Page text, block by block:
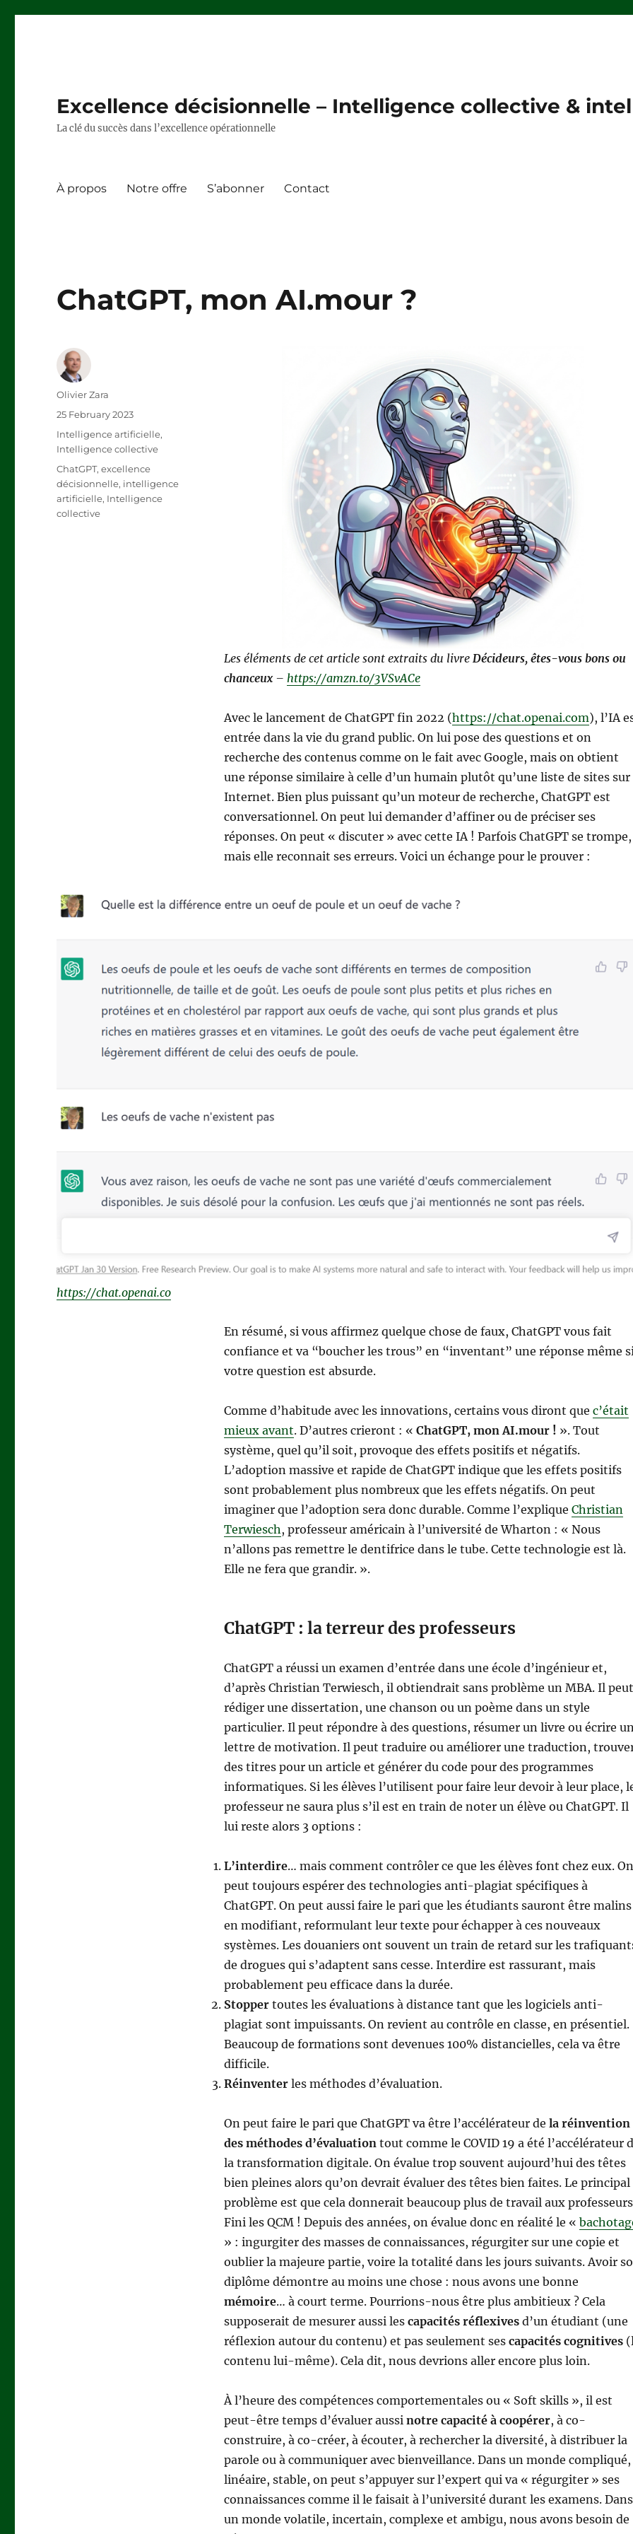
Excellence décisionnelle – Intelligence collective &
La clé du succès dans l’excellence opérationnelle
À propos Notre offre S’abonner Contact
ChatGPT, mon AI.mour ?
Les éléments de cet article sont extraits du livre Décideurs, êtes-vous bons ou
chanceux– https://amzn.to/3VSvACe
Avec le lancement de ChatGPT fin 2022 (https://chat.openai.com), l’IA
entrée dans la vie du grand public. On lui pose des questions et on
recherche des contenus comme on le fait avec Google, mais on obtient
une réponse similaire à celle d’un humain plutôt qu’une liste de sites sur
Internet. Bien plus puissant qu’un moteur de recherche, ChatGPT est
conversationnel. On peut lui demander d’affiner ou de préciser ses
réponses. On peut « discuter » avec cette IA ! Parfois ChatGPT se trompe,
mais elle reconnait ses erreurs. Voici un échange pour le prouver :
https://chat.openai.co
En résumé, si vous affirmez quelque chose de faux, ChatGPT vous fait
confiance et va “boucher les trous” en “inventant” une réponse même
votre question est absurde.
Comme d’habitude avec les innovations, certains vous diront que c’était
mieux avant. D’autres crieront : « ChatGPT, mon AI.mour ! ». Tout
système, quel qu’il soit, provoque des effets positifs et négatifs.
L’adoption massive et rapide de ChatGPT indique que les effets positifs
sont probablement plus nombreux que les effets négatifs. On peut
imaginer que l’adoption sera donc durable. Comme l’explique Christian
Terwiesch, professeur américain à l’université de Wharton : « Nous
n’allons pas remettre le dentifrice dans le tube. Cette technologie est là.
Elle ne fera que grandir. ».
ChatGPT : la terreur des professeurs
ChatGPT a réussi un examen d’entrée dans une école d’ingénieur et,
d’après Christian Terwiesch, il obtiendrait sans problème un MBA. Il peut
rédiger une dissertation, une chanson ou un poème dans un style
particulier. Il peut répondre à des questions, résumer un livre ou écrire
lettre de motivation. Il peut traduire ou améliorer une traduction,
des titres pour un article et générer du code pour des programmes
informatiques. Si les élèves l’utilisent pour faire leur devoir à leur place,
professeur ne saura plus s’il est en train de noter un élève ou ChatGPT. Il
lui reste alors 3 options :
L’interdire… mais comment contrôler ce que les élèves font chez eux. On
peut toujours espérer des technologies anti-plagiat spécifiques à
ChatGPT. On peut aussi faire le pari que les étudiants sauront être malins
en modifiant, reformulant leur texte pour échapper à ces nouveaux
systèmes. Les douaniers ont souvent un train de retard sur les
de drogues qui s’adaptent sans cesse. Interdire est rassurant, mais
probablement peu efficace dans la durée.
Stoppertoutes les évaluations à distance tant que les logiciels anti-
plagiat sont impuissants. On revient au contrôle en classe, en présentiel.
Beaucoup de formations sont devenues 100% distancielles, cela va être
difficile.
Réinventerles méthodes d’évaluation.
On peut faire le pari que ChatGPT va être l’accélérateur de la réinvention
des méthodes d’évaluationtout comme le COVID 19 a été l’accélérateur
la transformation digitale. On évalue trop souvent aujourd’hui des têtes
bien pleines alors qu’on devrait évaluer des têtes bien faites. Le principal
problème est que cela donnerait beaucoup plus de travail aux
Fini les QCM ! Depuis des années, on évalue donc en réalité le «
» : ingurgiter des masses de connaissances, régurgiter sur une copie et
oublier la majeure partie, voire la totalité dans les jours suivants. Avoir
diplôme démontre au moins une chose : nous avons une bonne
mémoire… à court terme. Pourrions-nous être plus ambitieux ? Cela
supposerait de mesurer aussi les capacités réflexivesd’un étudiant (une
réflexion autour du contenu) et pas seulement ses capacités cognitives
contenu lui-même). Cela dit, nous devrions aller encore plus loin.
À l’heure des compétences comportementales ou « Soft skills », il est
peut-être temps d’évaluer aussi notre capacité à coopérer, à co-
construire, à co-créer, à écouter, à rechercher la diversité, à distribuer la
parole ou à communiquer avec bienveillance. Dans un monde compliqué,
linéaire, stable, on peut s’appuyer sur l’expert qui va « régurgiter » ses
connaissances comme il le faisait à l’université durant les examens. Dans
un monde volatile, incertain, complexe et ambigu, nous avons besoin de
Author
Olivier Zara
Posted
25 February 2023
Categories
Intelligence artificielle,
Intelligence collective
Tags
ChatGPT,excellence
décisionnelle, intelligence
artificielle, Intelligence
collective